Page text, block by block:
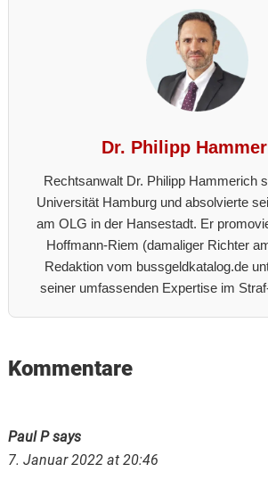
Dr. Philipp
Rechtsanwalt Dr. Philipp Hammerich
Universität Hamburg und absolvierte
am OLG in der Hansestadt. Er
Hoffmann-Riem (damaliger Richter
Redaktion vom bussgeldkatalog.de
seiner umfassenden Expertise im
Reader
Kommentare
Paul Psays
7. Januar 2022 at 20:46